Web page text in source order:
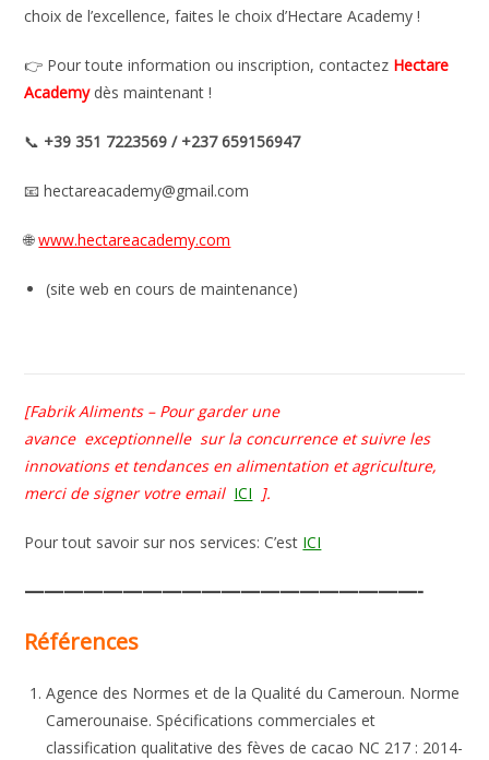
choix de l’excellence, faites le choix d’Hectare Academy !
👉 Pour toute information ou inscription, contactez Hectare
Academydès maintenant !
📞 +39 351 7223569 / +237 659156947
📧 hectareacademy@gmail.com
🌐www.hectareacademy.com
(site web en cours de maintenance)
[Fabrik Aliments – Pour garder une
avance exceptionnellesur la concurrence et suivre les
innovations et tendances en alimentation et agriculture,
merci de signer votre email ICI ].
Pour tout savoir sur nos services: C’est ICI
————————————————————-
Références
Agence des Normes et de la Qualité du Cameroun. Norme
Camerounaise. Spécifications commerciales et
classification qualitative des fèves de cacao NC 217 : 2014-